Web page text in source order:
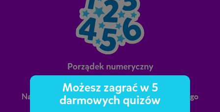
0 1
Porządek numeryczny
Nadawanie numerów obiektom według ustalonego
porządku.
Możesz zagrać w 5
darmowych quizów